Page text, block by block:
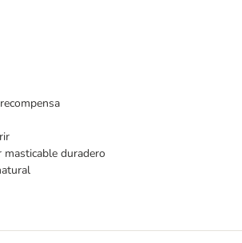
masticable duradero